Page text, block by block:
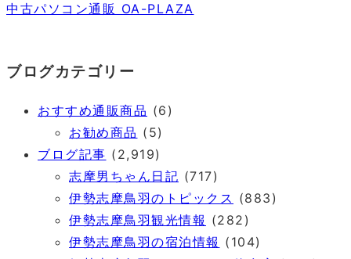
中古パソコン通販 OA-PLAZA
ブログカテゴリー
おすすめ通販商品 (6)
お勧め商品 (5)
ブログ記事 (2,919)
志摩男ちゃん日記 (717)
伊勢志摩鳥羽のトピックス (883)
伊勢志摩鳥羽観光情報 (282)
伊勢志摩鳥羽の宿泊情報 (104)